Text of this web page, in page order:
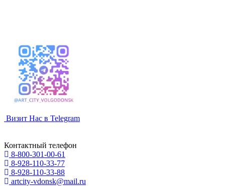
Визит Нас в Telegram
Контактный телефон
8-800-301-00-61
8-928-110-33-77
8-928-110-33-88
artcity-vdonsk@mail.ru